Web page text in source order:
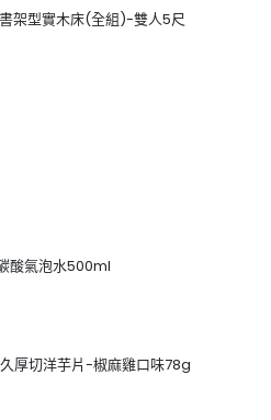
書架型實木床(全組)-雙人5尺
酸氣泡水500ml
厚切洋芋片-椒麻雞口味78g